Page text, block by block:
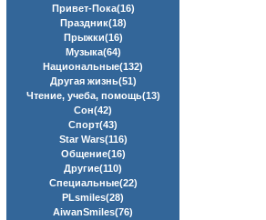
Привет-Пока(16)
Праздник(18)
Прыжки(16)
Музыка(64)
Национальные(132)
Другая жизнь(51)
Чтение, учеба, помощь(13)
Сон(42)
Спорт(43)
Star Wars(116)
Общение(16)
Другие(110)
Специальные(22)
PLsmiles(28)
AiwanSmiles(76)